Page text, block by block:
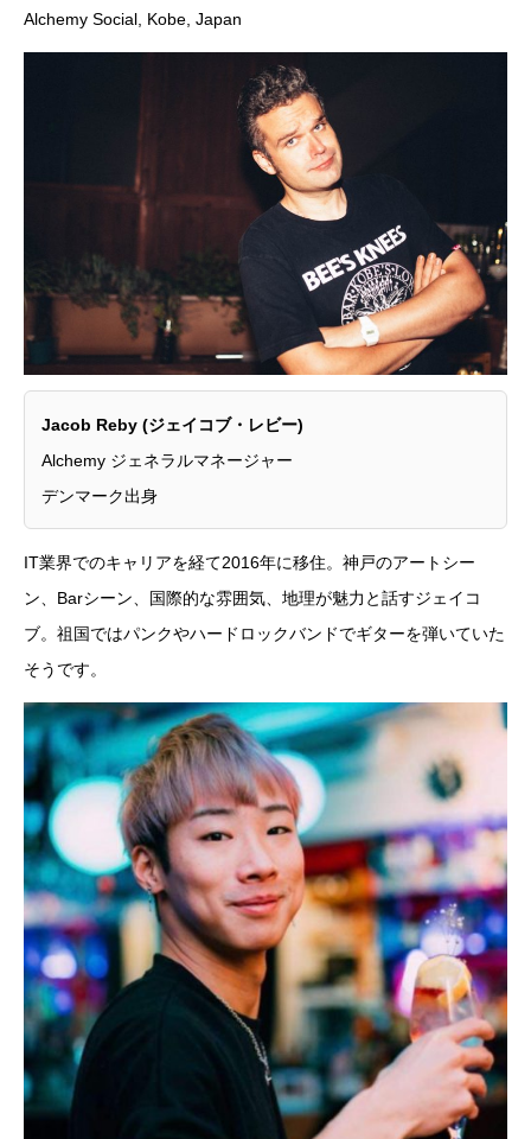
Alchemy Social, Kobe, Japan
Jacob Reby (ジェイコブ・レビー)
Alchemy ジェネラルマネージャー
デンマーク出身
IT業界でのキャリアを経て2016年に移住。神戸のアートシー
ン、Barシーン、国際的な雰囲気、地理が魅力と話すジェイコ
ブ。祖国ではパンクやハードロックバンドでギターを弾いていた
そうです。